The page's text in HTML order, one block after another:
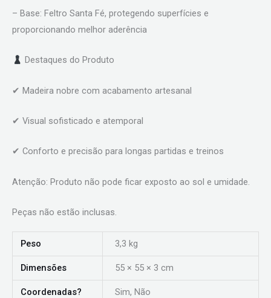
– Base: Feltro Santa Fé, protegendo superfícies e
proporcionando melhor aderência
Destaques do Produto
✔ Madeira nobre com acabamento artesanal
✔ Visual sofisticado e atemporal
✔ Conforto e precisão para longas partidas e treinos
Atenção: Produto não pode ficar exposto ao sol e umidade.
Peças não estão inclusas.
Peso 3,3 kg
Dimensões 55 × 55 × 3 cm
Coordenadas? Sim, Não